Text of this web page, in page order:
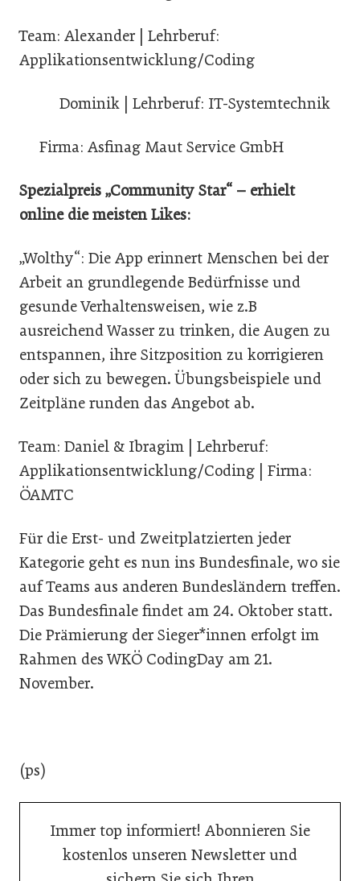
Team: Alexander | Lehrberuf:
Applikationsentwicklung/Coding
Dominik | Lehrberuf: IT-Systemtechnik
Firma: Asfinag Maut Service GmbH
Spezialpreis „Community Star“ – erhielt
online die meisten Likes:
„Wolthy“: Die App erinnert Menschen bei der
Arbeit an grundlegende Bedürfnisse und
gesunde Verhaltensweisen, wie z.B
ausreichend Wasser zu trinken, die Augen zu
entspannen, ihre Sitzposition zu korrigieren
oder sich zu bewegen. Übungsbeispiele und
Zeitpläne runden das Angebot ab.
Team: Daniel & Ibragim | Lehrberuf:
Applikationsentwicklung/Coding | Firma:
ÖAMTC
Für die Erst- und Zweitplatzierten jeder
Kategorie geht es nun ins Bundesfinale, wo sie
auf Teams aus anderen Bundesländern treffen.
Das Bundesfinale findet am 24. Oktober statt.
Die Prämierung der Sieger*innen erfolgt im
Rahmen des WKÖ CodingDay am 21.
November.
(ps)
Immer top informiert! Abonnieren Sie
kostenlos unseren Newsletter und